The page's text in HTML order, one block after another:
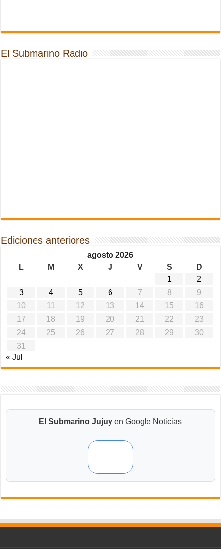
El Submarino Radio
Ediciones anteriores
agosto 2026
L
M X J V S
D
1
2
3
4 5 6 7 8
9
10
11 12 13 14 15
16
17
18 19 20 21 22
23
24
25 26 27 28 29
30
31
« Jul
El Submarino Jujuy en Google Noticias